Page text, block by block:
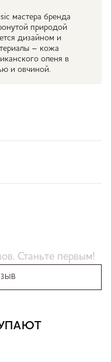
мастера бренда
природой
дизайном и
– кожа
оленя в
и овчиной.
Станьте первым!